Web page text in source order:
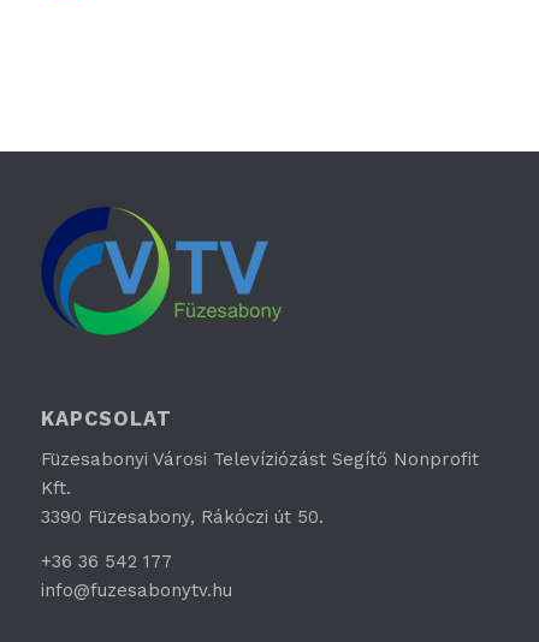
KAPCSOLAT
Füzesabonyi Városi Televíziózást Segítő Nonprofit
Kft.
3390 Füzesabony, Rákóczi út 50.
+36 36 542 177
info@fuzesabonytv.hu